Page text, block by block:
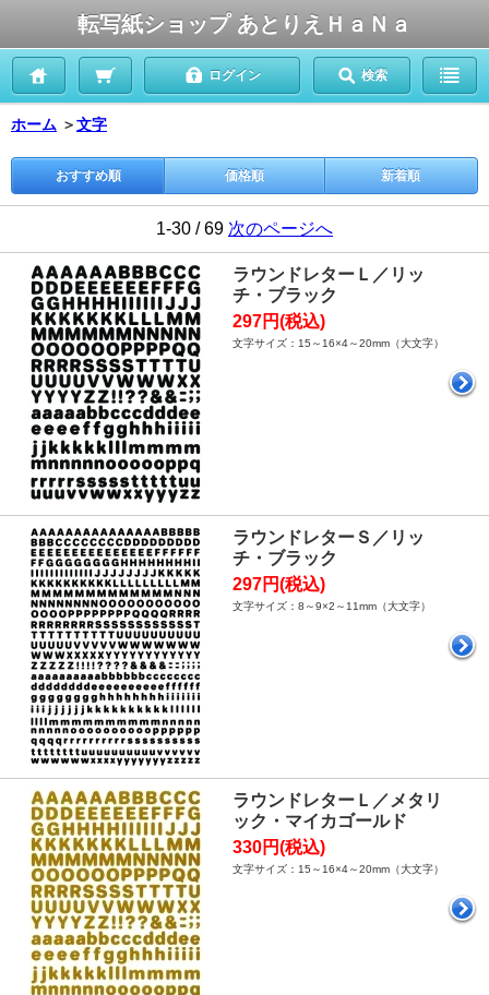
転写紙ショップ あとりえＨａＮａ
ログイン 検索
ホーム ＞文字
おすすめ順 価格順 新着順
1-30 / 69 次のページへ
ラウンドレターＬ／リッ
チ・ブラック
297円(税込)
文字サイズ：15～16×4～20mm（大文字）
ラウンドレターＳ／リッ
チ・ブラック
297円(税込)
文字サイズ：8～9×2～11mm（大文字）
ラウンドレターＬ／メタリ
ック・マイカゴールド
330円(税込)
文字サイズ：15～16×4～20mm（大文字）